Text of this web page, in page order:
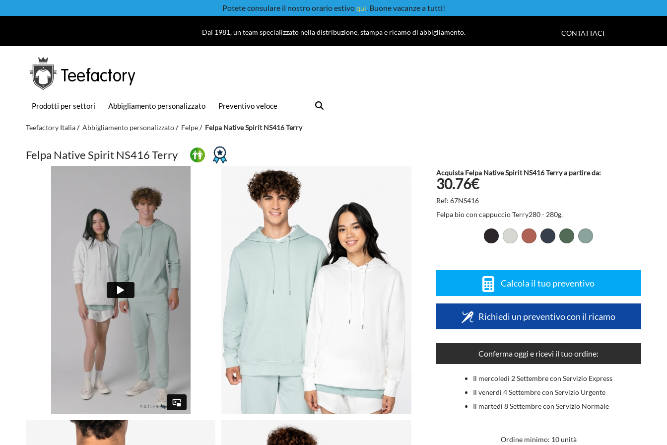
Potete consulare il nostro orario estivoqui. Buone vacanze a tutti!
Dal 1981, un team specializzato nella distribuzione, stampa e ricamo di abbigliamento. CONTATTACI
Teefactory
Prodotti per settori Abbigliamento personalizzato Preventivo veloce
Teefactory Italia Abbigliamento personalizzato Felpe Felpa Native Spirit NS416 Terry
Felpa Native Spirit NS416 Terry
Acquista Felpa Native Spirit NS416 Terry a partire da:
30.76€
Ref: 67NS416
Felpa bio con cappuccio Terry280 - 280g.
Calcola il tuo preventivo
Richiedi un preventivo con il ricamo
Conferma oggi e ricevi il tuo ordine:
Il mercoledì 2 Settembre con Servizio Express
Il venerdì 4 Settembre con Servizio Urgente
Il martedì 8 Settembre con Servizio Normale
Ordine minimo: 10 unità